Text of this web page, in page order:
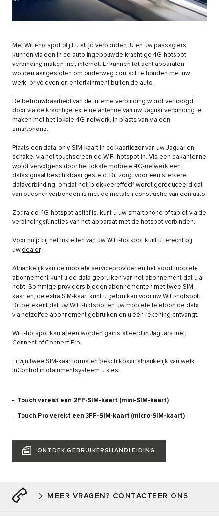
Met WiFi-hotspot blijft u altijd verbonden. U en uw passagiers
kunnen via een in de auto ingebouwde krachtige 4G-hotspot
verbinding maken met internet. Er kunnen tot acht apparaten
worden aangesloten om onderweg contact te houden met uw
werk, privéleven en entertainment buiten de auto.
De betrouwbaarheid van de internetverbinding wordt verhoogd
door via de krachtige externe antenne van uw Jaguar verbinding te
maken met het lokale 4G-netwerk, in plaats van via een
smartphone.
Plaats een data-only-SIM-kaart in de kaartlezer van uw Jaguar en
schakel via het touchscreen de WiFi-hotspot in. Via een dakantenne
wordt vervolgens door het lokale mobiele 4G-netwerk een
datasignaal beschikbaar gesteld. Dit zorgt voor een sterkere
dataverbinding, omdat het ‘blokkeereffect’ wordt gereduceerd dat
van oudsher verbonden is met de metalen constructie van een auto.
Zodra de 4G-hotspot actief is, kunt u uw smartphone of tablet via de
verbindingsfuncties van het apparaat met de hotspot verbinden.
Voor hulp bij het instellen van uw WiFi-hotspot kunt u terecht bij
uw dealer.
Afhankelijk van de mobiele serviceprovider en het soort mobiele
abonnement kunt u de data gebruiken van het abonnement dat u al
hebt. Sommige providers bieden abonnementen met twee SIM-
kaarten, de extra SIM-kaart kunt u gebruiken voor uw WiFi-hotspot.
Dit betekent dat uw WiFi-hotspot en uw mobiele telefoon de data
via hetzelfde abonnement gebruiken en u één rekening ontvangt.
WiFi-hotspot kan alleen worden geïnstalleerd in Jaguars met
Connect of Connect Pro.
Er zijn twee SIM-kaartformaten beschikbaar, afhankelijk van welk
InControl infotainmentsysteem u kiest.
Touch vereist een 2FF-SIM-kaart (mini-SIM-kaart)
Touch Pro vereist een 3FF-SIM-kaart (micro-SIM-kaart)
ONTDEK GEBRUIKERSHANDLEIDING
MEER VRAGEN? CONTACTEER ONS